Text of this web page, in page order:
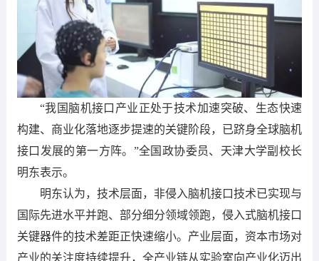
“我国脑机接口产业正处于技术加速突破、生态快速
构建、商业化落地逐步提速的关键阶段，已跻身全球脑机
接口发展的第一方阵。”全国政协委员、天津大学副校长
明东表示。
明东认为，技术层面，非侵入脑机接口技术已实现与
国际先进水平并跑、部分细分领域领跑，侵入式脑机接口
关键器件的技术差距正快速缩小。产业层面，资本市场对
产业的关注度持续提升，全产业链从实验室向产业化迈出